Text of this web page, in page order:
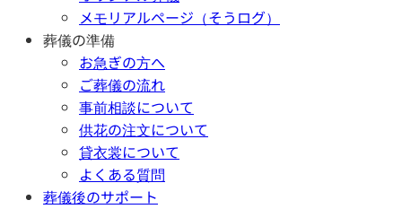
メモリアルページ（そうログ）
葬儀の準備
お急ぎの方へ
ご葬儀の流れ
事前相談について
供花の注文について
貸衣裳について
よくある質問
葬儀後のサポート